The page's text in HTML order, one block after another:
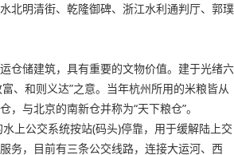
北明清街、乾隆御碑、浙江水利通判厅、郭璞
仓储建筑，具有重要的文物价值。建于光绪六
、和则义达”之意。当年杭州所用的米粮皆从
，与北京的南新仓并称为“天下粮仓”。
上公交系统按站(码头)停靠，用于缓解陆上交
务，目前有三条公交线路，连接大运河、西